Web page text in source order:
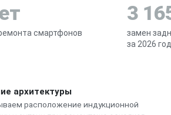
смартфонов
3
замен
за 2026 год
архитектуры
расположение индукционной